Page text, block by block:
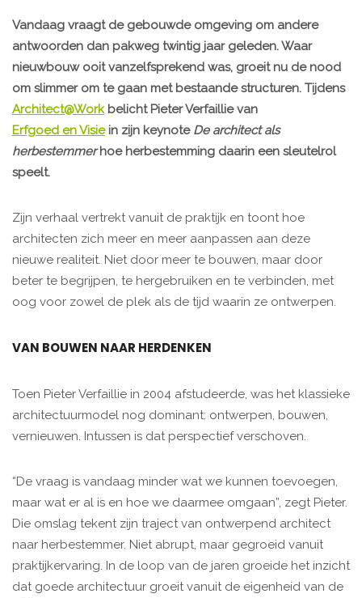
Vandaag vraagt de gebouwde omgeving om andere
antwoorden dan pakweg twintig jaar geleden. Waar
nieuwbouw ooit vanzelfsprekend was, groeit nu de nood
om slimmer om te gaan met bestaande structuren. Tijdens
Architect@Workbelicht Pieter Verfaillie van
Erfgoed en Visiein zijn keynote De architect als
herbestemmerhoe herbestemming daarin een sleutelrol
speelt.
Zijn verhaal vertrekt vanuit de praktijk en toont hoe
architecten zich meer en meer aanpassen aan deze
nieuwe realiteit. Niet door meer te bouwen, maar door
beter te begrijpen, te hergebruiken en te verbinden, met
oog voor zowel de plek als de tijd waarin ze ontwerpen.
VAN BOUWEN NAAR HERDENKEN
Toen Pieter Verfaillie in 2004 afstudeerde, was het klassieke
architectuurmodel nog dominant: ontwerpen, bouwen,
vernieuwen. Intussen is dat perspectief verschoven.
“De vraag is vandaag minder wat we kunnen toevoegen,
maar wat er al is en hoe we daarmee omgaan”, zegt Pieter.
Die omslag tekent zijn traject van ontwerpend architect
naar herbestemmer. Niet abrupt, maar gegroeid vanuit
praktijkervaring. In de loop van de jaren groeide het inzicht
dat goede architectuur groeit vanuit de eigenheid van de